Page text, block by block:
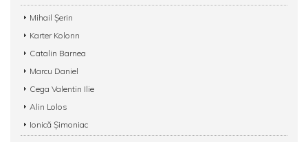
Mihail Șerin
Karter Kolonn
Catalin Barnea
Marcu Daniel
Cega Valentin Ilie
Alin Lolos
Ionică Șimoniac